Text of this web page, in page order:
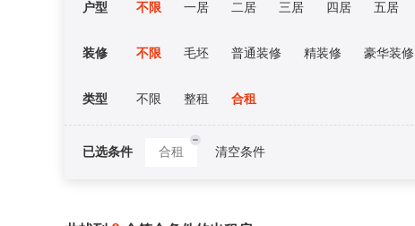
户型 不限 一居 二居 三居 四居 五居
装修 不限 毛坯 普通装修 精装修 豪华装修
类型 不限 整租 合租
已选条件 合租 清空条件